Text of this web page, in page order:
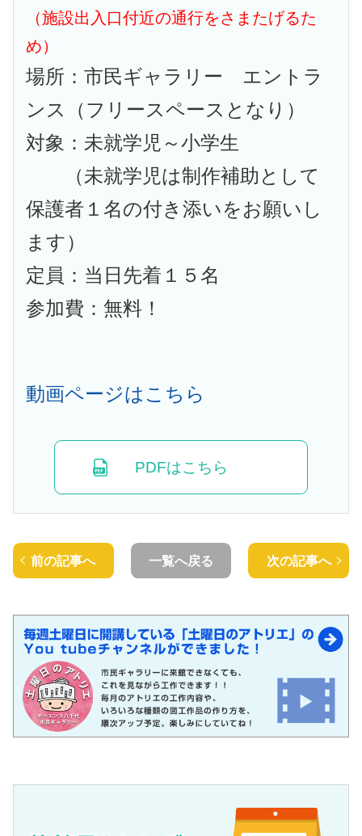
（施設出入口付近の通行をさまたげるた
め）
場所：市民ギャラリー エントラ
ンス（フリースペースとなり）
対象：未就学児～小学生
（未就学児は制作補助として
保護者１名の付き添いをお願いし
ます）
定員：当日先着１５名
参加費：無料！
動画ページはこちら
PDFはこちら
前の記事へ 一覧へ戻る 次の記事へ